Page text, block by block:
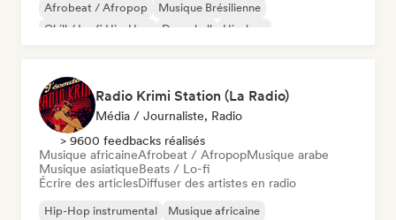
Afrobeat / Afropop
Musique Brésilienne
Chill / Lo-fi Hip-Hop
Dancehall
Hip-hop
Radio Krimi Station (La Radio)
Média / Journaliste, Radio
> 9600 feedbacks réalisés
Musique africaineAfrobeat / AfropopMusique arabe
Musique asiatiqueBeats / Lo-fi
Écrire des articlesDiffuser des artistes en radio
Hip-Hop instrumental
Musique africaine